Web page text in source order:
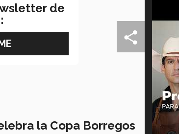
la Copa Borregos
de